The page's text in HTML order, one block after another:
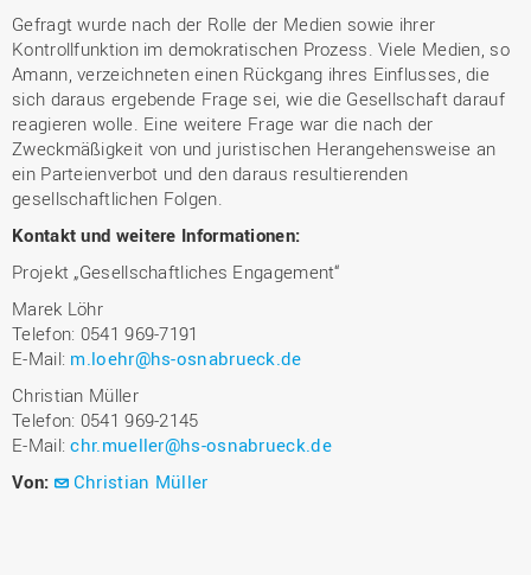
Gefragt wurde nach der Rolle der Medien sowie ihrer
Kontrollfunktion im demokratischen Prozess. Viele Medien, so
Amann, verzeichneten einen Rückgang ihres Einflusses, die
sich daraus ergebende Frage sei, wie die Gesellschaft darauf
reagieren wolle. Eine weitere Frage war die nach der
Zweckmäßigkeit von und juristischen Herangehensweise an
ein Parteienverbot und den daraus resultierenden
gesellschaftlichen Folgen.
Kontakt und weitere Informationen:
Projekt „Gesellschaftliches Engagement“
Marek Löhr
Telefon: 0541 969-7191
E-Mail: m.loehr@hs-osnabrueck.de
Christian Müller
Telefon: 0541 969-2145
E-Mail:chr.mueller@hs-osnabrueck.de
Von:
Christian Müller